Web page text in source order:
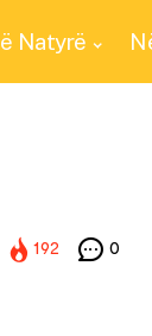
Natyrë
192 0